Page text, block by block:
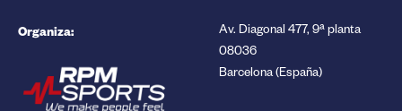
Organiza:
Av. Diagonal 477, 9ª planta
08036
Barcelona (España)